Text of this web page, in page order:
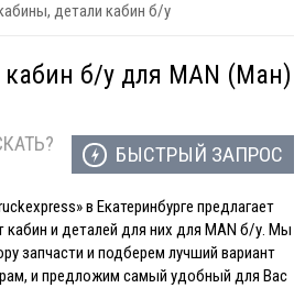
детали кабин б/у
б/у для MAN (Ман)
БЫСТРЫЙ ЗАПРОС
в Екатеринбурге предлагает
и деталей для них для MAN б/у. Мы
запчасти и подберем лучший вариант
и предложим самый удобный для Вас